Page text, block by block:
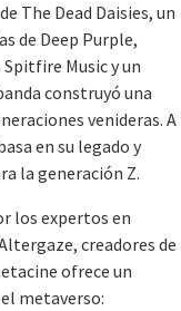
The Dead Daisies, un
de Deep Purple,
Music y un
construyó una
venideras. A
en su legado y
la generación Z.
los expertos en
creadores de
ofrece un
metaverso: